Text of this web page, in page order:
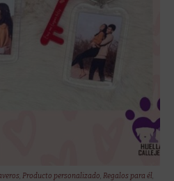
,Producto personalizado,Regalos para él,